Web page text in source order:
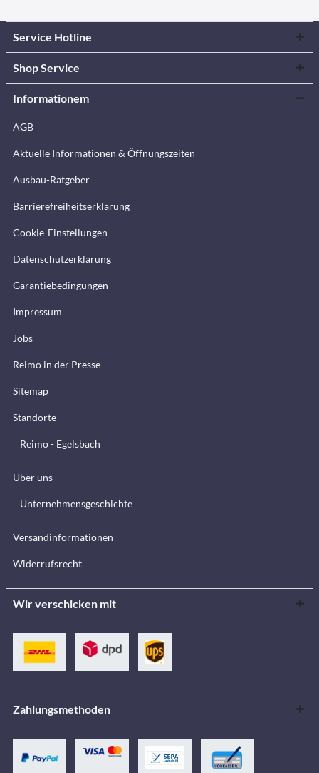
Service Hotline
Shop Service
Informationem
AGB
Aktuelle Informationen & Öffnungszeiten
Ausbau-Ratgeber
Barrierefreiheitserklärung
Cookie-Einstellungen
Datenschutzerklärung
Garantiebedingungen
Impressum
Jobs
Reimo in der Presse
Sitemap
Standorte
Reimo - Egelsbach
Über uns
Unternehmensgeschichte
Versandinformationen
Widerrufsrecht
Wir verschicken mit
Zahlungsmethoden